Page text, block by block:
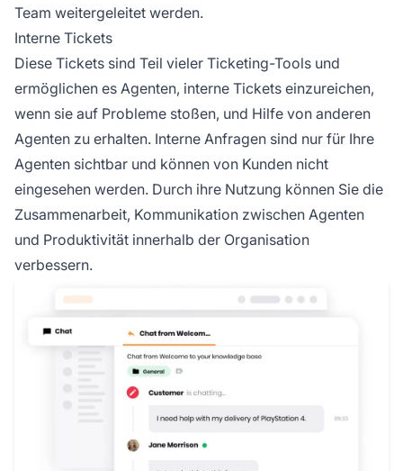
Team weitergeleitet werden.
Interne Tickets
Diese Tickets sind Teil vieler Ticketing-Tools und
ermöglichen es Agenten, interne Tickets einzureichen,
wenn sie auf Probleme stoßen, und Hilfe von anderen
Agenten zu erhalten. Interne Anfragen sind nur für Ihre
Agenten sichtbar und können von Kunden nicht
eingesehen werden. Durch ihre Nutzung können Sie die
Zusammenarbeit, Kommunikation zwischen Agenten
und Produktivität innerhalb der Organisation
verbessern.